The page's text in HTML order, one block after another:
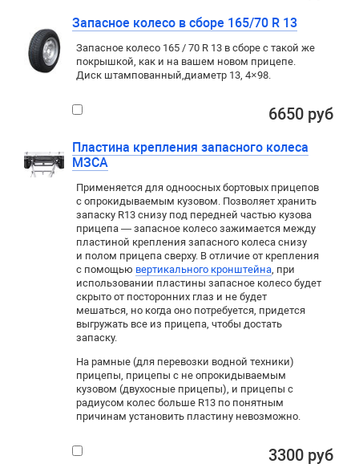
Запасное колесо в сборе 165/70 R 13
Запасное колесо 165 / 70 R 13 в сборе с такой же
покрышкой,как и на вашем новом прицепе.
Диск штампованный,диаметр 13, 4×98.
6650 руб
Пластина крепления запасного колеса
МЗСА
Применяется для одноосных бортовых прицепов
с опрокидываемым кузовом. Позволяет хранить
запаску R13 снизу под передней частью кузова
прицепа — запасное колесо зажимается между
пластиной крепления запасного колеса снизу
и полом прицепа сверху. В отличие от крепления
с помощью вертикального кронштейна, при
использовании пластины запасное колесо будет
скрыто от посторонних глаз и не будет
мешаться, но когда оно потребуется, придется
выгружать все из прицепа, чтобы достать
запаску.
На рамные (для перевозки водной техники)
прицепы, прицепы с не опрокидываемым
кузовом (двухосные прицепы), и прицепы с
радиусом колес больше R13 по понятным
причинам установить пластину невозможно.
3300 руб